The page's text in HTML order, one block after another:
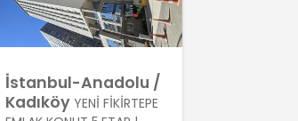
İstanbul-Anadolu /
Kadıköy YENİ FİKİRTEPE